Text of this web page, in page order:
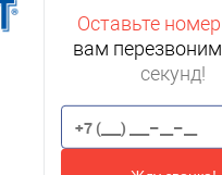
Оставьте номер
вам перезвоним
секунд!